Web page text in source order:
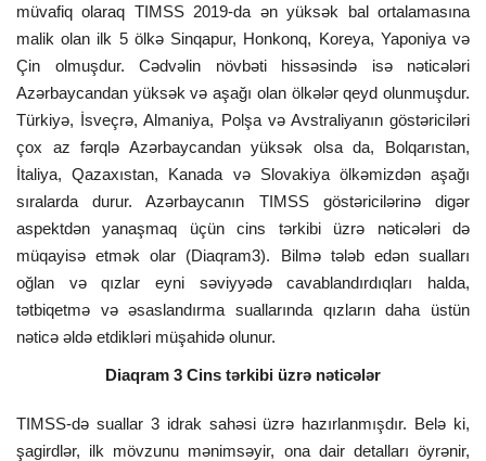
müvafiq olaraq TIMSS 2019-da ən yüksək bal ortalamasına
malik olan ilk 5 ölkə Sinqapur, Honkonq, Koreya, Yaponiya və
Çin olmuşdur. Cədvəlin növbəti hissəsində isə nəticələri
Azərbaycandan yüksək və aşağı olan ölkələr qeyd olunmuşdur.
Türkiyə, İsveçrə, Almaniya, Polşa və Avstraliyanın göstəriciləri
çox az fərqlə Azərbaycandan yüksək olsa da, Bolqarıstan,
İtaliya, Qazaxıstan, Kanada və Slovakiya ölkəmizdən aşağı
sıralarda durur. Azərbaycanın TIMSS göstəricilərinə digər
aspektdən yanaşmaq üçün cins tərkibi üzrə nəticələri də
müqayisə etmək olar (Diaqram3). Bilmə tələb edən sualları
oğlan və qızlar eyni səviyyədə cavablandırdıqları halda,
tətbiqetmə və əsaslandırma suallarında qızların daha üstün
nəticə əldə etdikləri müşahidə olunur.
Diaqram 3 Cins tərkibi üzrə nəticələr
TIMSS-də suallar 3 idrak sahəsi üzrə hazırlanmışdır. Belə ki,
şagirdlər, ilk mövzunu mənimsəyir, ona dair detalları öyrənir,